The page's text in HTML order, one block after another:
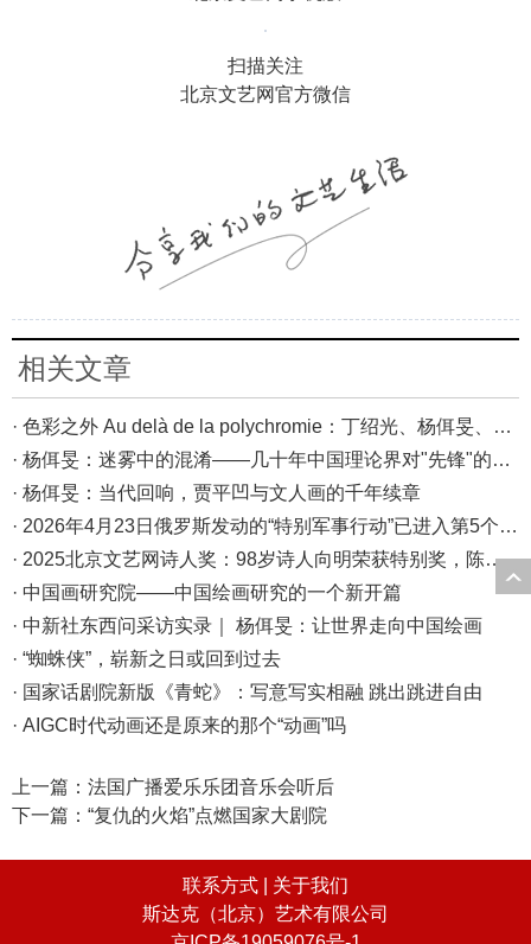
扫描关注
北京文艺网官方微信
相关文章
· 色彩之外 Au delà de la polychromie：丁绍光、杨佴旻、Alain Cardenas·Castro巴黎展
· 杨佴旻：迷雾中的混淆——几十年中国理论界对"先锋"的误读，对创作的误导
· 杨佴旻：当代回响，贾平凹与文人画的千年续章
· 2026年4月23日俄罗斯发动的“特别军事行动”已进入第5个年头，俄乌局势最新综述
· 2025北京文艺网诗人奖：98岁诗人向明荣获特别奖，陈东东荣获诗人奖，茱萸荣获年度诗人奖！
· 中国画研究院——中国绘画研究的一个新开篇
· 中新社东西问采访实录｜ 杨佴旻：让世界走向中国绘画
· “蜘蛛侠”，崭新之日或回到过去
· 国家话剧院新版《青蛇》：写意写实相融 跳出跳进自由
· AIGC时代动画还是原来的那个“动画”吗
上一篇： 法国广播爱乐乐团音乐会听后
下一篇： “复仇的火焰”点燃国家大剧院
联系方式 | 关于我们
斯达克（北京）艺术有限公司